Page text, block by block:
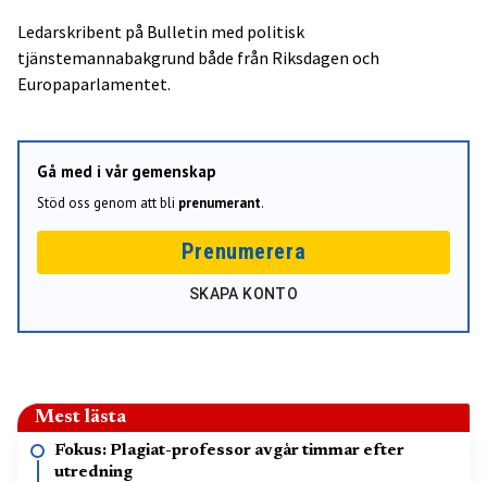
Ledarskribent på Bulletin med politisk
tjänstemannabakgrund både från Riksdagen och
Europaparlamentet.
Gå med i vår gemenskap
Stöd oss genom att bli prenumerant.
Prenumerera
SKAPA KONTO
Mest lästa
Fokus: Plagiat-professor avgår timmar efter
utredning